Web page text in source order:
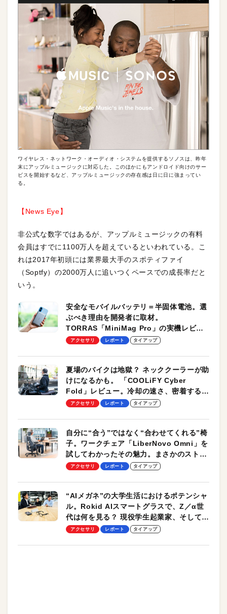
ワイヤレス・ネットワーク・オーディオ・システムを提供するソノスは、昨年
末にアップルミュージックに対応した。このほかにもアンドロイド向けのサー
ビスを開始するなど、アップルミュージックの存在感は日に日に強まってい
る。
【News Eye】
非公式な数字ではあるが、アップルミュージックの有料
会員はすでに1100万人を超えているといわれている。こ
れは2017年初頭には業界最大手のスポティファイ
（Soptfy）の2000万人に追いつくペースでの成長率だと
いう。
安全なモバイルバッテリ＝半固体電池。選
ぶべき理由を開発者に取材。
TORRAS「MiniMag Pro」の実機レビュ
ーも
アクセサリ レポート タイアップ
夏場のバイクは地獄？ ネッククーラーが助
けになるかも。 「COOLiFY Cyber
Fold」レビュー。冷却の速さ、密着する冷
却プレート、シンプルな操作性がグッド！
アクセサリ レポート タイアップ
自分に“合う”ではなく“合わせてくれる”椅
子。ワークチェア「LiberNovo Omni」を
試してわかったその魅力。まさかのストレ
ッチ機能も搭載
アクセサリ レポート タイアップ
“AIメガネ”の大学生活におけるポテンシャ
ル。Rokid AIスマートグラスで、Z／α世
代は何を見る？ 現役学生起業家、そして教
授による体験会レポート【PR】
アクセサリ レポート タイアップ